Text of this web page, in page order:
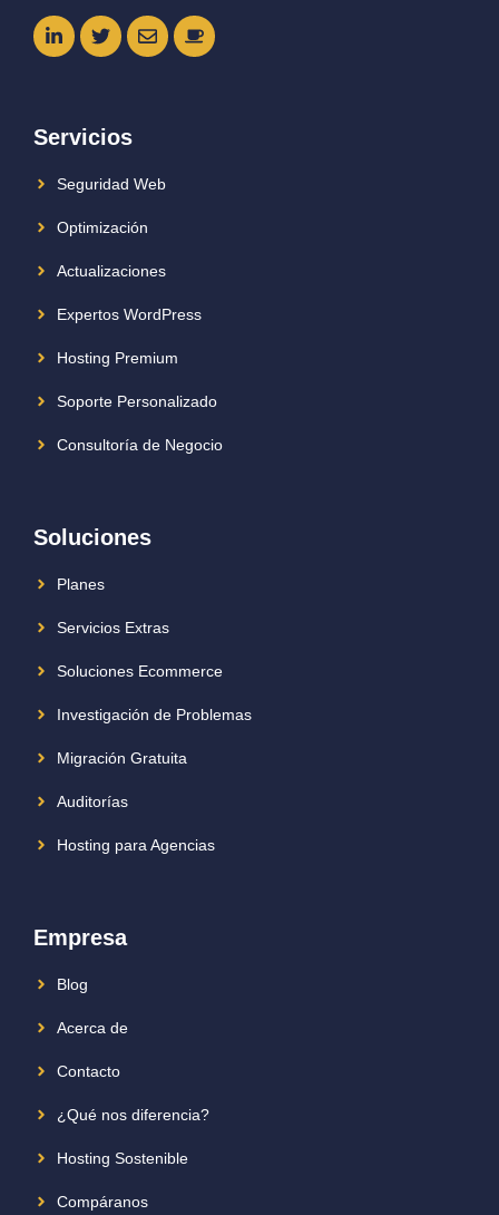
Servicios
Seguridad Web
Optimización
Actualizaciones
Expertos WordPress
Hosting Premium
Soporte Personalizado
Consultoría de Negocio
Soluciones
Planes
Servicios Extras
Soluciones Ecommerce
Investigación de Problemas
Migración Gratuita
Auditorías
Hosting para Agencias
Empresa
Blog
Acerca de
Contacto
¿Qué nos diferencia?
Hosting Sostenible
Compáranos